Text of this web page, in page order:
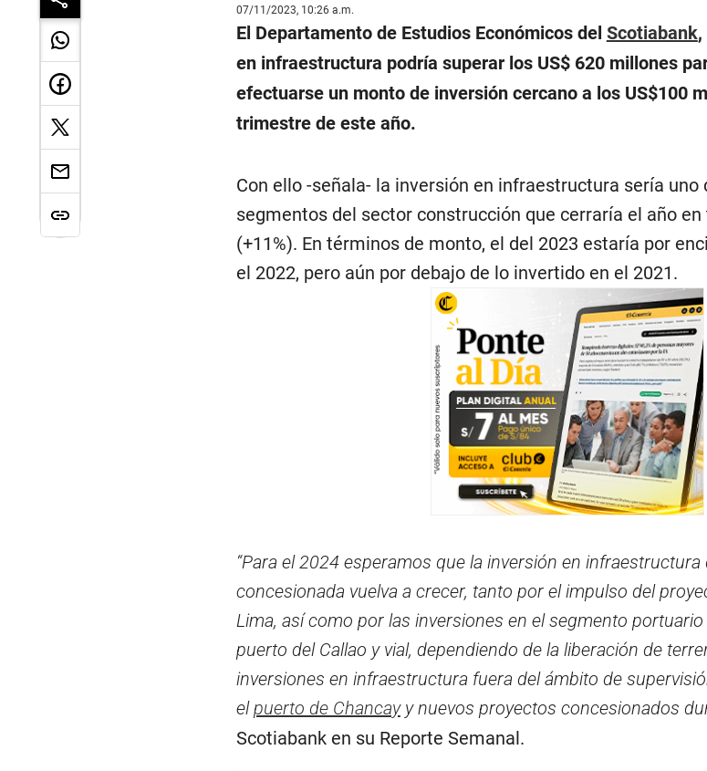
07/11/2023, 10:26 a.m.
El Departamento de Estudios Económicos del Scotiabank,
en infraestructura podría superar los US$ 620 millones
efectuarse un monto de inversión cercano a los US$100
trimestre de este año.
Con ello -señala- la inversión en infraestructura sería uno
segmentos del sector construcción que cerraría el año
(+11%). En términos de monto, el del 2023 estaría por
el 2022, pero aún por debajo de lo invertido en el 2021.
“Para el 2024 esperamos que la inversión en
concesionada vuelva a crecer, tanto por el impulso del
Lima, así como por las inversiones en el segmento
puerto del Callao y vial, dependiendo de la liberación de
inversiones en infraestructura fuera del ámbito de
elpuerto de Chancayy nuevos proyectos concesionados
Scotiabank en su Reporte Semanal.